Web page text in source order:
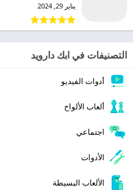
يناير 29, 2024
التصنيفات في ابك دارويد
أدوات الفيديو
ألعاب الألواح
اجتماعي
الأدوات
الألعاب البسيطة